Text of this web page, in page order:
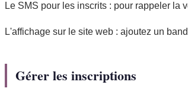
Le SMS pour les inscrits : pour rappeler la
L'affichage sur le site web : ajoutez un
Gérer les inscriptions